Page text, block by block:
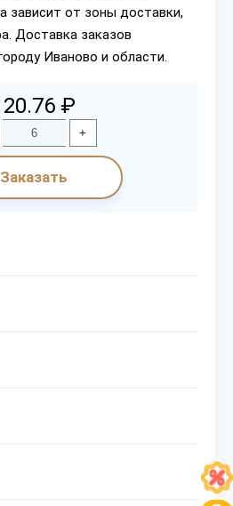
зависит от зоны доставки,
Доставка заказов
Иваново и области.
₽
+
Заказать